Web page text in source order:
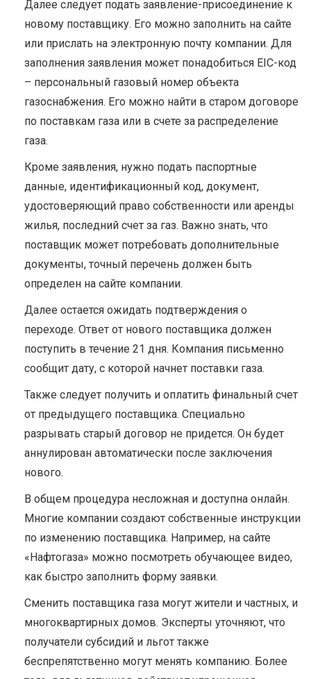
Далее следует подать заявление-присоединение к
новому поставщику. Его можно заполнить на сайте
или прислать на электронную почту компании. Для
заполнения заявления может понадобиться EIC-код
– персональный газовый номер объекта
газоснабжения. Его можно найти в старом договоре
по поставкам газа или в счете за распределение
газа.
Кроме заявления, нужно подать паспортные
данные, идентификационный код, документ,
удостоверяющий право собственности или аренды
жилья, последний счет за газ. Важно знать, что
поставщик может потребовать дополнительные
документы, точный перечень должен быть
определен на сайте компании.
Далее остается ожидать подтверждения о
переходе. Ответ от нового поставщика должен
поступить в течение 21 дня. Компания письменно
сообщит дату, с которой начнет поставки газа.
Также следует получить и оплатить финальный счет
от предыдущего поставщика. Специально
разрывать старый договор не придется. Он будет
аннулирован автоматически после заключения
нового.
В общем процедура несложная и доступна онлайн.
Многие компании создают собственные инструкции
по изменению поставщика. Например, на сайте
«Нафтогаза» можно посмотреть обучающее видео,
как быстро заполнить форму заявки.
Сменить поставщика газа могут жители и частных, и
многоквартирных домов. Эксперты уточняют, что
получатели субсидий и льгот также
беспрепятственно могут менять компанию. Более